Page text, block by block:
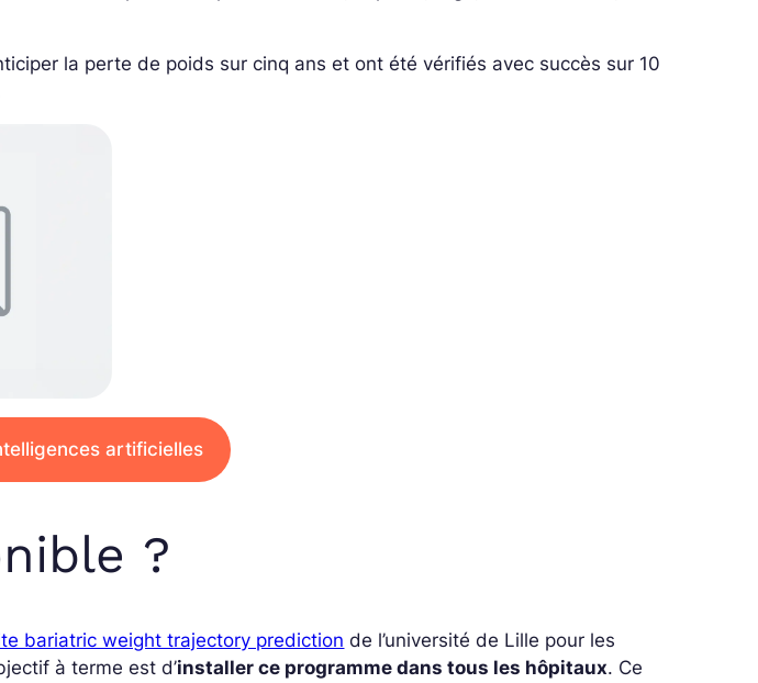
la perte de poids sur cinq ans et ont été vérifiés avec succès sur 10
artificielles
?
bariatric weight trajectory prediction de l’université de Lille pour les
à terme est d’installer ce programme dans tous les hôpitaux. Ce